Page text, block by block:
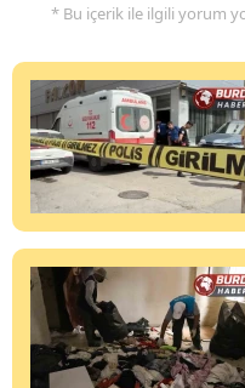
* Bu içerik ile ilgili yorum